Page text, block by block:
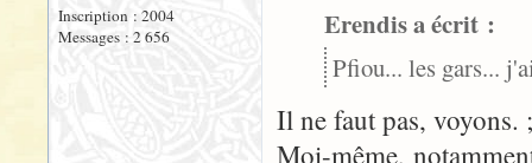
Inscription : 2004
Messages : 2 656
Erendis a écrit :
Pfiou... les gars...
Il ne faut pas, voyons.
Moi-même,